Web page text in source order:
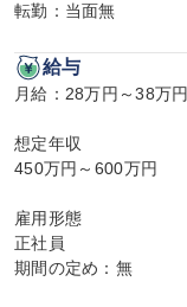
転勤：当面無
給与
月給：28万円～38万円
想定年収
450万円～600万円
雇用形態
正社員
期間の定め：無